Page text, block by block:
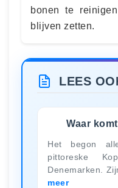
bonen te
blijven zetten.
LEES
Waar
Het begon
pittoreske
Denemarken.
meer